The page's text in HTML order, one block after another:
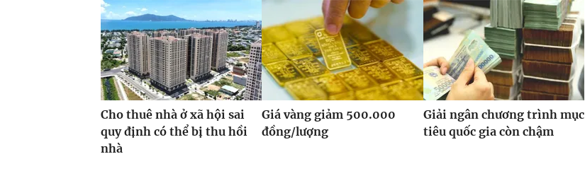
Cho thuê nhà ở xã hội sai
quy định có thể bị thu hồi
nhà
Giá vàng giảm 500.000
đồng/lượng
Giải ngân chương trình mục
tiêu quốc gia còn chậm